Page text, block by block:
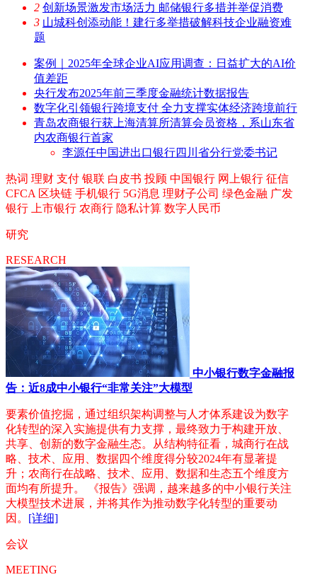
2 创新场景激发市场活力 邮储银行多措并举促消费
3 山城科创添动能！建行多举措破解科技企业融资难
题
案例｜2025年全球企业AI应用调查：日益扩大的AI价
值差距
央行发布2025年前三季度金融统计数据报告
数字化引领银行跨境支付 全力支撑实体经济跨境前行
青岛农商银行获上海清算所清算会员资格，系山东省
内农商银行首家
李源任中国进出口银行四川省分行党委书记
热词 理财 支付 银联 白皮书 投顾 中国银行 网上银行 征信
CFCA 区块链 手机银行 5G消息 理财子公司 绿色金融 广发
银行
上市银行 农商行 隐私计算 数字人民币
研究
RESEARCH
中小银行数字金融报
告：近8成中小银行“非常关注”大模型
要素价值挖掘，通过组织架构调整与人才体系建设为数字
化转型的深入实施提供有力支撑，最终致力于构建开放、
共享、创新的数字金融生态。从结构特征看，城商行在战
略、技术、应用、数据四个维度得分较2024年有显著提
升；农商行在战略、技术、应用、数据和生态五个维度方
面均有所提升。 《报告》强调，越来越多的中小银行关注
大模型技术进展，并将其作为推动数字化转型的重要动
因。 [详细]
会议
MEETING